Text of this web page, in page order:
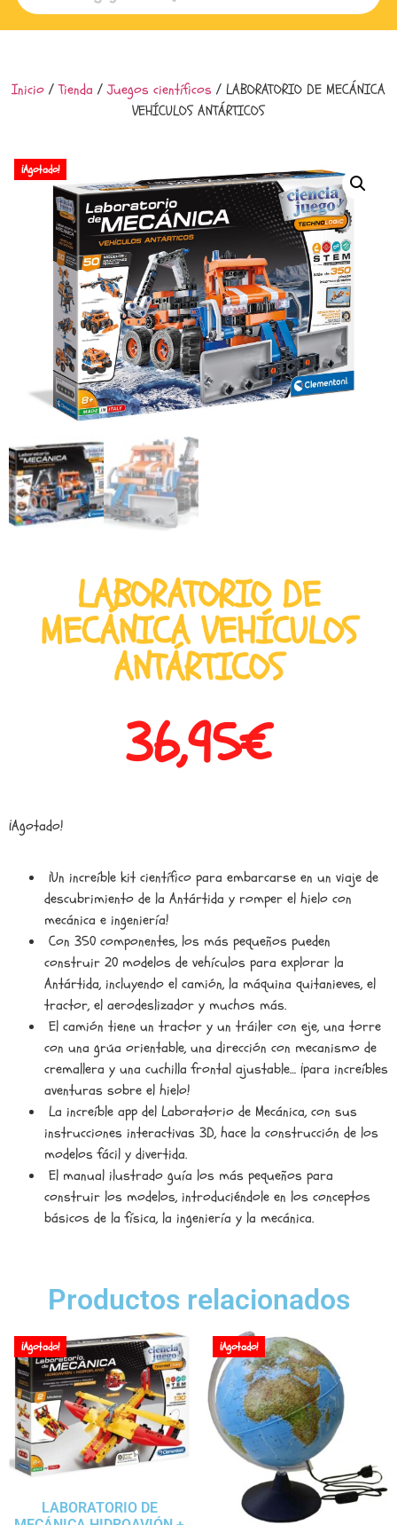
Inicio /Tienda /Juegos científicos / LABORATORIO DE MECÁNICA
VEHÍCULOS ANTÁRTICOS
¡Agotado!
LABORATORIO DE
MECÁNICA VEHÍCULOS
ANTÁRTICOS
36,95€
¡Agotado!
¡Un increíble kit científico para embarcarse en un viaje de
descubrimiento de la Antártida y romper el hielo con
mecánica e ingeniería!
Con 350 componentes, los más pequeños pueden
construir 20 modelos de vehículos para explorar la
Antártida, incluyendo el camión, la máquina quitanieves, el
tractor, el aerodeslizador y muchos más.
El camión tiene un tractor y un tráiler con eje, una torre
con una grúa orientable, una dirección con mecanismo de
cremallera y una cuchilla frontal ajustable… ¡para increíbles
aventuras sobre el hielo!
La increíble app del Laboratorio de Mecánica, con sus
instrucciones interactivas 3D, hace la construcción de los
modelos fácil y divertida.
El manual ilustrado guía los más pequeños para
construir los modelos, introduciéndole en los conceptos
básicos de la física, la ingeniería y la mecánica.
Productos relacionados
¡Agotado!
LABORATORIO DE
¡Agotado!